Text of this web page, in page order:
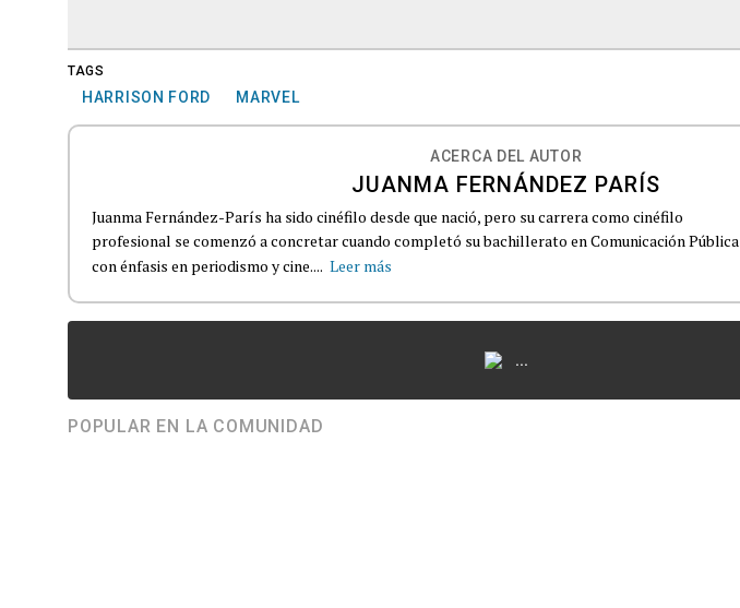
TAGS
HARRISON FORD MARVEL
ACERCA DEL AUTOR
JUANMA FERNÁNDEZ PARÍS
Juanma Fernández-París ha sido cinéfilo desde que nació, pero su carrera como cinéfilo
profesional se comenzó a concretar cuando completó su bachillerato en Comunicación Pública
con énfasis en periodismo y cine.... Leer más
...
POPULAR EN LA COMUNIDAD